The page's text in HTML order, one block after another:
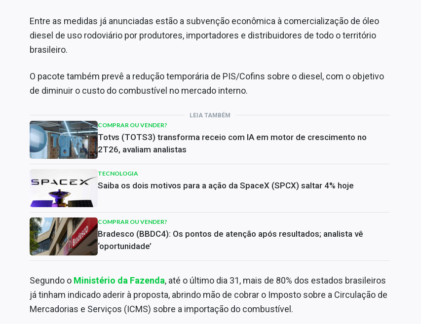
Entre as medidas já anunciadas estão a subvenção econômica à comercialização de óleo
diesel de uso rodoviário por produtores, importadores e distribuidores de todo o território
brasileiro.
O pacote também prevê a redução temporária de PIS/Cofins sobre o diesel, com o objetivo
de diminuir o custo do combustível no mercado interno.
LEIA TAMBÉM
COMPRAR OU VENDER?
Totvs (TOTS3) transforma receio com IA em motor de crescimento no
2T26, avaliam analistas
TECNOLOGIA
Saiba os dois motivos para a ação da SpaceX (SPCX) saltar 4% hoje
COMPRAR OU VENDER?
Bradesco (BBDC4): Os pontos de atenção após resultados; analista vê
‘oportunidade’
Segundo o Ministério da Fazenda, até o último dia 31, mais de 80% dos estados brasileiros
já tinham indicado aderir à proposta, abrindo mão de cobrar o Imposto sobre a Circulação de
Mercadorias e Serviços (ICMS) sobre a importação do combustível.